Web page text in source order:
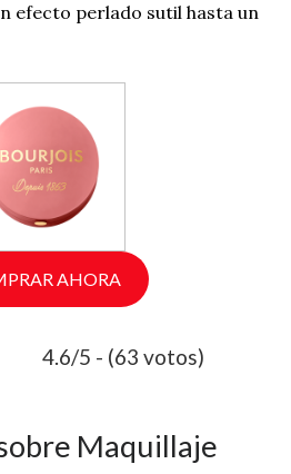
efecto perlado sutil hasta un
AHORA
4.6/5 - (63 votos)
Maquillaje